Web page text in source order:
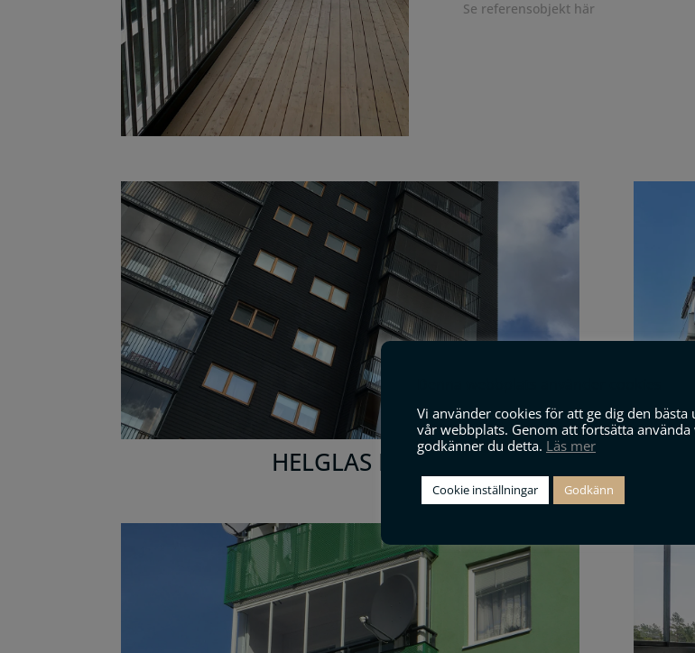
Se referensobjekt här
HELGLAS Dörr
Vi använder cookies för att ge dig den bästa
vår webbplats. Genom att fortsätta använda
godkänner du detta. Läs mer
Cookie inställningar Godkänn